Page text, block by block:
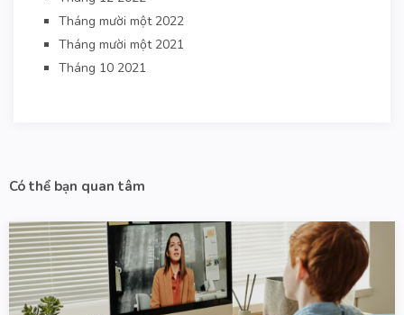
Tháng mười một 2022
Tháng mười một 2021
Tháng 10 2021
Có thể bạn quan tâm